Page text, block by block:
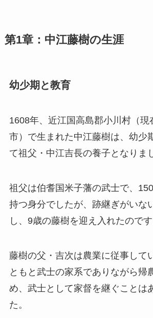
第1章：中江藤樹の生涯
幼少期と教育
1608年、近江国高島郡小川村（現
市）で生まれた中江藤樹は、幼少
て祖父・中江吉長の養子となりま
祖父は伯耆国米子藩の武士で、
持つ身分でしたが、跡継ぎがいな
し、9歳の藤樹を迎え入れたのです
藤樹の父・吉次は農業に従事して
ともと武士の家系でありながら帰
め、武士として家督を継ぐことは
た。